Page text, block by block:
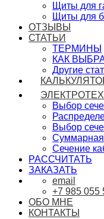
Щиты для
Щиты для
ОТЗЫВЫ
СТАТЬИ
ТЕРМИНЫ
КАК
Другие
Выбор
Выбор
Суммарная
Сечение
РАССЧИТАТЬ
ЗАКАЗАТЬ
email
+7 985 055
ОБО МНЕ
КОНТАКТЫ